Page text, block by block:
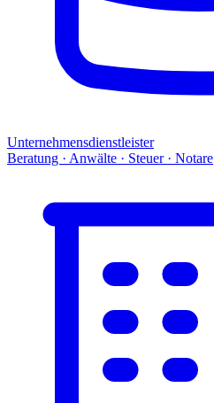
Unternehmensdienstleister
Beratung · Anwälte · Steuer · Notare